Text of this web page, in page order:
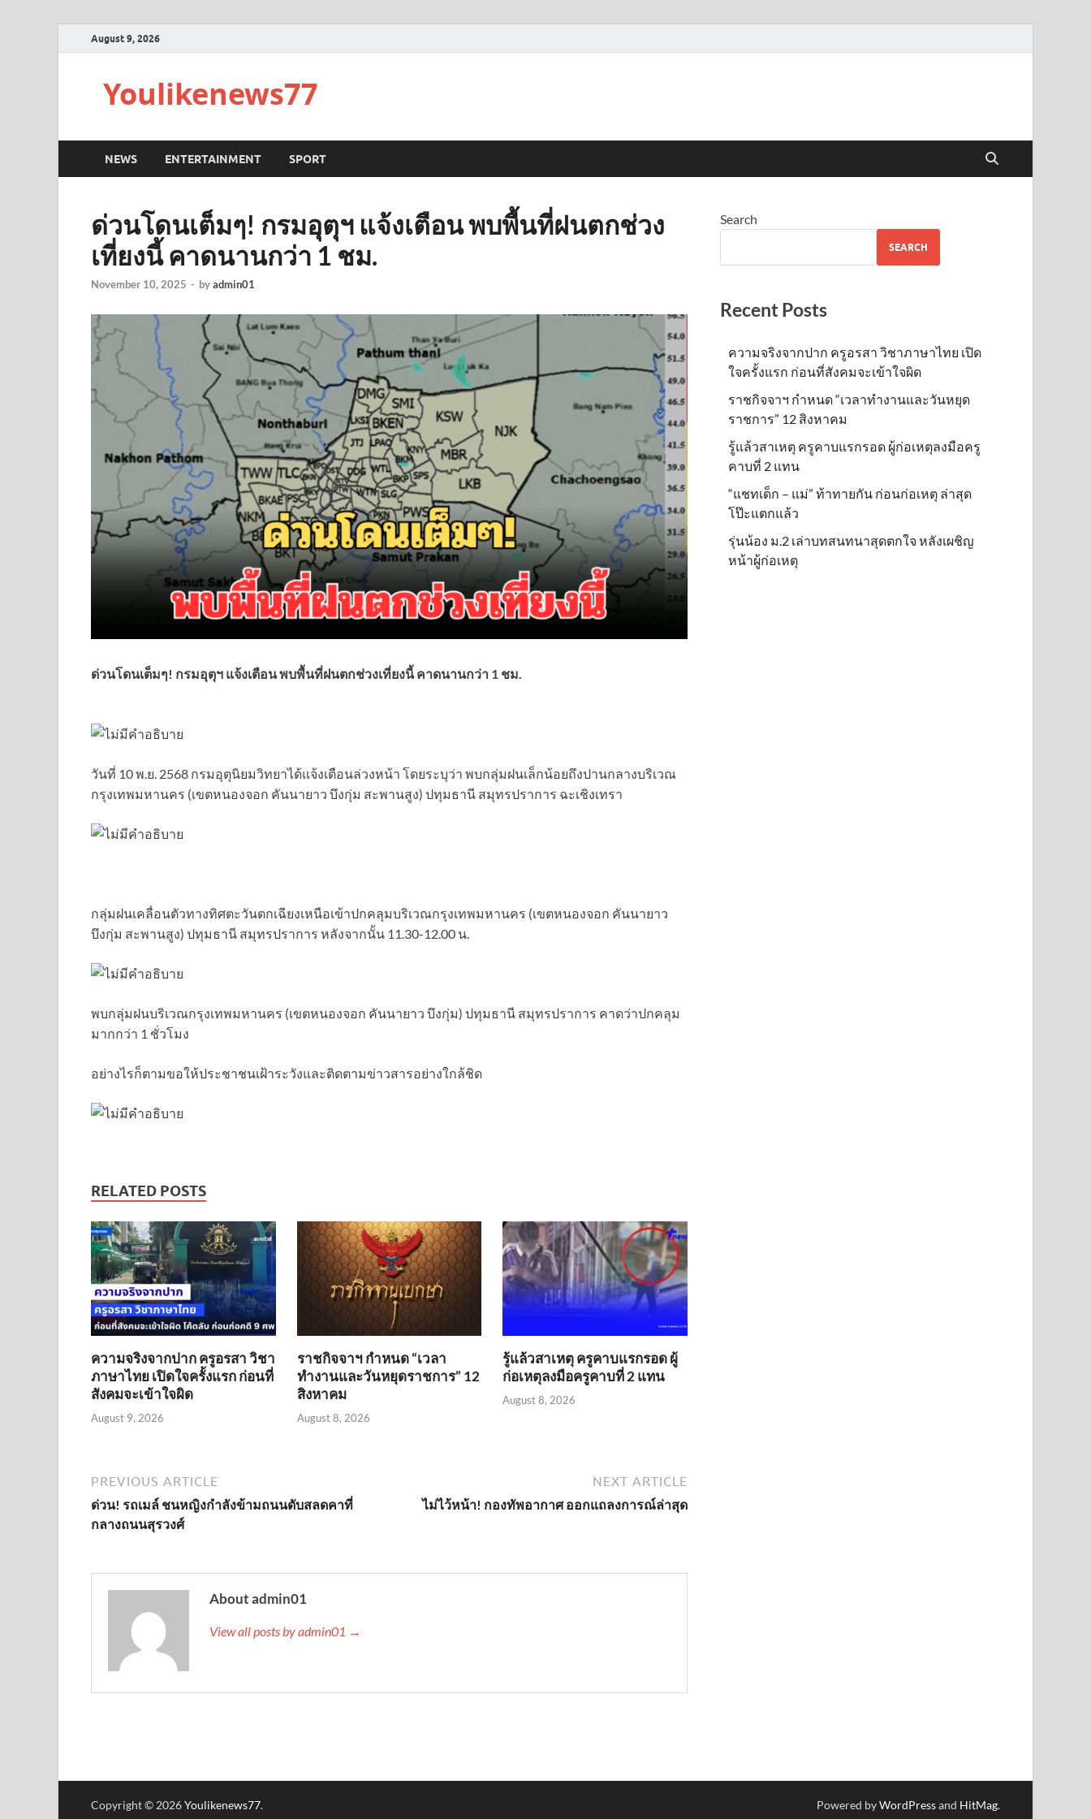
August 9, 2026
Youlikenews77
NEWS ENTERTAINMENT SPORT
ด่วนโดนเต็มๆ! กรมอุตุฯ แจ้งเตือน พบพื้นที่ฝนตกช่วง
เที่ยงนี้ คาดนานกว่า 1 ชม.
November 10, 2025 - byadmin01
ด่วนโดนเต็มๆ! กรมอุตุฯ แจ้งเตือน พบพื้นที่ฝนตกช่วงเที่ยงนี้ คาดนานกว่า 1 ชม.
วันที่ 10 พ.ย. 2568 กรมอุตุนิยมวิทยาได้แจ้งเตือนล่วงหน้า โดยระบุว่า พบกลุ่มฝนเล็กน้อยถึงปานกลางบริเวณ
กรุงเทพมหานคร (เขตหนองจอก คันนายาว บึงกุ่ม สะพานสูง) ปทุมธานี สมุทรปราการ ฉะเชิงเทรา
กลุ่มฝนเคลื่อนตัวทางทิศตะวันตกเฉียงเหนือเข้าปกคลุมบริเวณกรุงเทพมหานคร (เขตหนองจอก คันนายาว
บึงกุ่ม สะพานสูง) ปทุมธานี สมุทรปราการ หลังจากนั้น 11.30-12.00 น.
พบกลุ่มฝนบริเวณกรุงเทพมหานคร (เขตหนองจอก คันนายาว บึงกุ่ม) ปทุมธานี สมุทรปราการ คาดว่าปกคลุม
มากกว่า 1 ชั่วโมง
อย่างไรก็ตามขอให้ประชาชนเฝ้าระวังและติดตามข่าวสารอย่างใกล้ชิด
RELATED POSTS
ความจริงจากปาก ครูอรสา วิชา
ภาษาไทย เปิดใจครั้งแรก ก่อนที่
สังคมจะเข้าใจผิด
August 9, 2026
ราชกิจจาฯ กำหนด “เวลา
ทำงานและวันหยุดราชการ” 12
สิงหาคม
August 8, 2026
รู้แล้วสาเหตุ ครูคาบแรกรอด ผู้
ก่อเหตุลงมือครูคาบที่ 2 แทน
August 8, 2026
PREVIOUS ARTICLE
ด่วน! รถเมล์ ชนหญิงกำลังข้ามถนนดับสลดคาที่
กลางถนนสุรวงศ์
NEXT ARTICLE
ไม่ไว้หน้า! กองทัพอากาศ ออกแถลงการณ์ล่าสุด
About admin01
View all posts by admin01 →
Search
SEARCH
Recent Posts
ความจริงจากปาก ครูอรสา วิชาภาษาไทย เปิด
ใจครั้งแรก ก่อนที่สังคมจะเข้าใจผิด
ราชกิจจาฯ กำหนด “เวลาทำงานและวันหยุด
ราชการ” 12 สิงหาคม
รู้แล้วสาเหตุ ครูคาบแรกรอด ผู้ก่อเหตุลงมือครู
คาบที่ 2 แทน
“แชทเด็ก – แม่” ท้าทายกัน ก่อนก่อเหตุ ล่าสุด
โป๊ะแตกแล้ว
รุ่นน้อง ม.2 เล่าบทสนทนาสุดตกใจ หลังเผชิญ
หน้าผู้ก่อเหตุ
Copyright © 2026Youlikenews77. Powered byWordPressand HitMag.